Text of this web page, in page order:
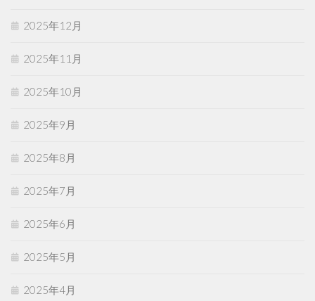
2025年12月
2025年11月
2025年10月
2025年9月
2025年8月
2025年7月
2025年6月
2025年5月
2025年4月